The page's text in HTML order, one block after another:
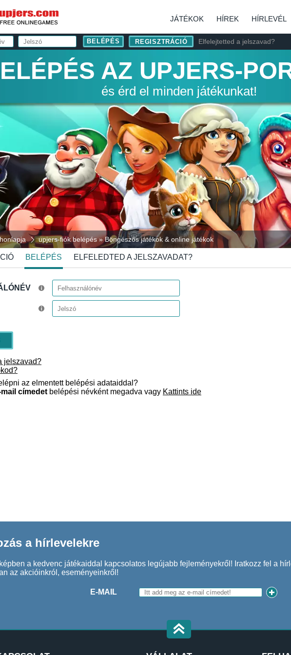
JÁTÉKOK HÍREK HÍRLEVÉL
REGISZTRÁCIÓ Elfelejtetted a jelszavad?
AZ UPJERS-
és érd el minden játékunkat!
upjers-fiók belépés » Böngészős játékok & online játékok
BELÉPÉS ELFELEDTED A JELSZAVADAT?
jelszavad?
az elmentett belépési adataiddal?
mail címedet belépési névként megadva vagy Kattints ide
a hírlevelekre
a kedvenc játékaiddal kapcsolatos legújabb fejleményekről! Iratkozz fel a
az akcióinkról, eseményeinkről!
E-MAIL